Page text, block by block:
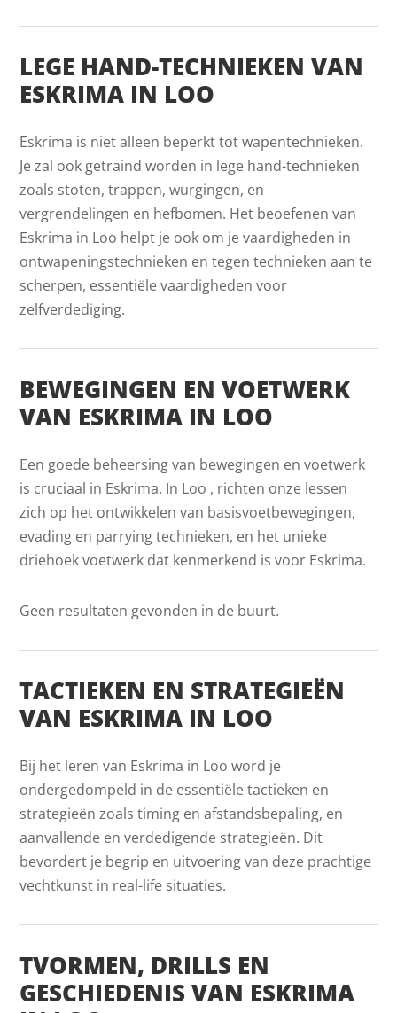
LEGE HAND-TECHNIEKEN VAN
ESKRIMA IN LOO
Eskrima is niet alleen beperkt tot wapentechnieken.
Je zal ook getraind worden in lege hand-technieken
zoals stoten, trappen, wurgingen, en
vergrendelingen en hefbomen. Het beoefenen van
Eskrima in Loo helpt je ook om je vaardigheden in
ontwapeningstechnieken en tegen technieken aan te
scherpen, essentiële vaardigheden voor
zelfverdediging.
BEWEGINGEN EN VOETWERK
VAN ESKRIMA IN LOO
Een goede beheersing van bewegingen en voetwerk
is cruciaal in Eskrima. In Loo , richten onze lessen
zich op het ontwikkelen van basisvoetbewegingen,
evading en parrying technieken, en het unieke
driehoek voetwerk dat kenmerkend is voor Eskrima.
Geen resultaten gevonden in de buurt.
TACTIEKEN EN STRATEGIEËN
VAN ESKRIMA IN LOO
Bij het leren van Eskrima in Loo word je
ondergedompeld in de essentiële tactieken en
strategieën zoals timing en afstandsbepaling, en
aanvallende en verdedigende strategieën. Dit
bevordert je begrip en uitvoering van deze prachtige
vechtkunst in real-life situaties.
TVORMEN, DRILLS EN
GESCHIEDENIS VAN ESKRIMA